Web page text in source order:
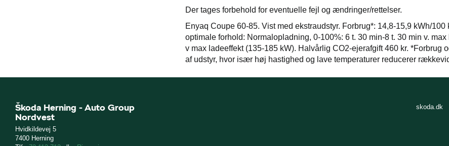
Der tages forbehold for eventuelle fejl og ændringer/rettelser.
Enyaq Coupe 60-85. Vist med ekstraudstyr. Forbrug*: 14,8-15,9 kWh/
optimale forhold: Normalopladning, 0-100%: 6 t. 30 min-8 t. 30 min v.
v max ladeeffekt (135-185 kW). Halvårlig CO2-ejerafgift 460 kr.
af udstyr, hvor især høj hastighed og lave temperaturer reducerer
Škoda Herning - Auto Group
Nordvest
Hvidkildevej 5
7400 Herning
skoda.dk